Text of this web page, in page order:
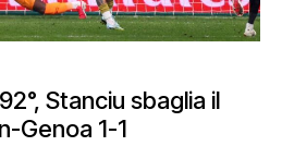
Stanciu sbaglia il
Genoa 1-1